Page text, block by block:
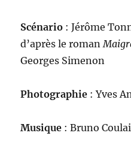
Scénario : Jérôme
d’après le roman
Georges Simenon
Photographie : Yves
Musique : Bruno